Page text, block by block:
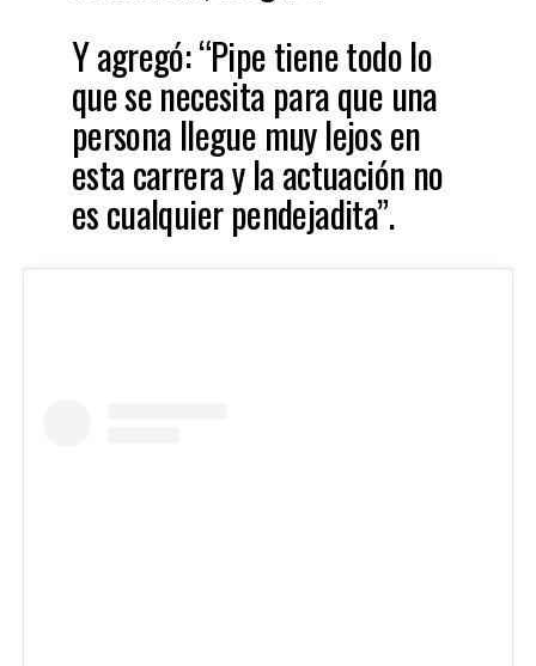
Y agregó: “Pipe tiene todo lo
que se necesita para que una
persona llegue muy lejos en
esta carrera y la actuación no
es cualquier pendejadita”.